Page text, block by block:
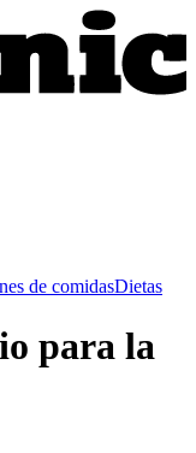
de comidasDietas
para la